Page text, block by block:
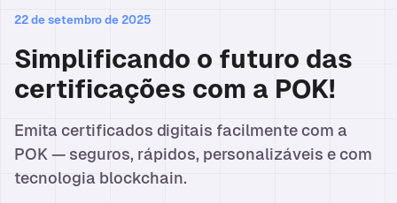
22 de setembro de 2025
Simplificando o futuro das
certificações com a POK!
Emita certificados digitais facilmente com a
POK — seguros, rápidos, personalizáveis e com
tecnologia blockchain.